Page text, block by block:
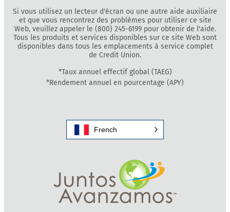
Si vous utilisez un lecteur d'écran ou une autre aide auxiliaire
et que vous rencontrez des problèmes pour utiliser ce site
Web, veuillez appeler le (800) 245-6199 pour obtenir de l'aide.
Tous les produits et services disponibles sur ce site Web sont
disponibles dans tous les emplacements à service complet
de Credit Union.
*Taux annuel effectif global (TAEG)
*Rendement annuel en pourcentage (APY)
French